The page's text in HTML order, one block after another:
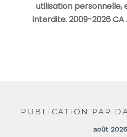
utilisation
interdite. 2009-2026 CA A
PUBLICATION PAR
août 2026